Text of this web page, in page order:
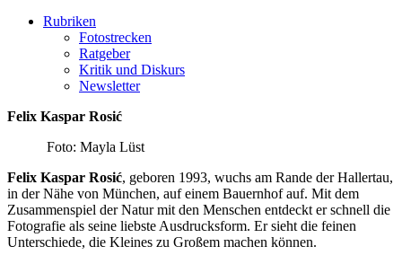
Rubriken
Fotostrecken
Ratgeber
Kritik und Diskurs
Newsletter
Felix Kaspar Rosić
Foto: Mayla Lüst
Felix Kaspar Rosić, geboren 1993, wuchs am Rande der Hallertau,
in der Nähe von München, auf einem Bauernhof auf. Mit dem
Zusammenspiel der Natur mit den Menschen entdeckt er schnell die
Fotografie als seine liebste Ausdrucksform. Er sieht die feinen
Unterschiede, die Kleines zu Großem machen können.